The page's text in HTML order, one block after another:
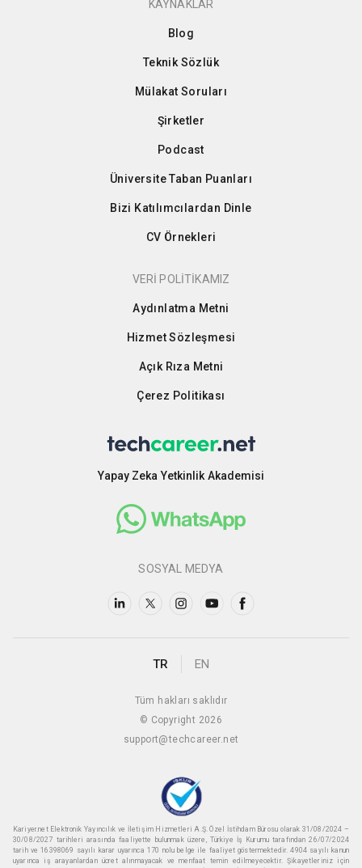
KAYNAKLAR
Blog
Teknik Sözlük
Mülakat Soruları
Şirketler
Podcast
Üniversite Taban Puanları
Bizi Katılımcılardan Dinle
CV Örnekleri
VERİ POLİTİKAMIZ
Aydınlatma Metni
Hizmet Sözleşmesi
Açık Rıza Metni
Çerez Politikası
Yapay Zeka Yetkinlik Akademisi
SOSYAL MEDYA
TR EN
Tüm hakları saklıdır
© Copyright 2026
support@techcareer.net
Kariyer.net Elektronik Yayıncılık ve İletişim Hizmetleri A.Ş. Özel İstihdam Bürosu olarak 31/08/2024 –
30/08/2027 tarihleri arasında faaliyette bulunmak üzere, Türkiye İş Kurumu tarafından 26/07/2024
tarih ve 16398069 sayılı karar uyarınca 170 nolu belge ile faaliyet göstermektedir. 4904 sayılı kanun
uyarınca iş arayanlardan ücret alınmayacak ve menfaat temin edilmeyecektir. Şikayetleriniz için